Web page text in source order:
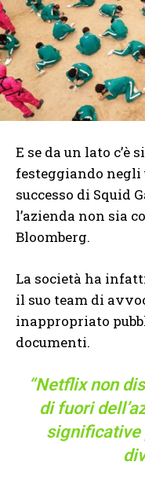
E se da un lato c’è
festeggiando
successo di Squid
l’azienda non sia
Bloomberg.
La società ha
il suo team di
inappropriato
documenti.
“Netflix non
di fuori
significative